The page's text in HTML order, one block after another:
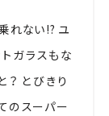
れない!? ユ
ガラスもな
？ とびきり
のスーパー